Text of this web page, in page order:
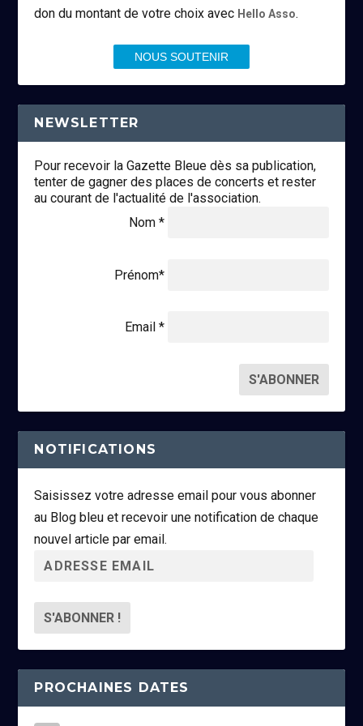
don du montant de votre choix avec Hello Asso.
NOUS SOUTENIR
NEWSLETTER
Pour recevoir la Gazette Bleue dès sa publication,
tenter de gagner des places de concerts et rester
au courant de l'actualité de l'association.
Nom *
Prénom*
Email *
NOTIFICATIONS
Saisissez votre adresse email pour vous abonner
au Blog bleu et recevoir une notification de chaque
nouvel article par email.
r
s
s
e
PROCHAINES DATES